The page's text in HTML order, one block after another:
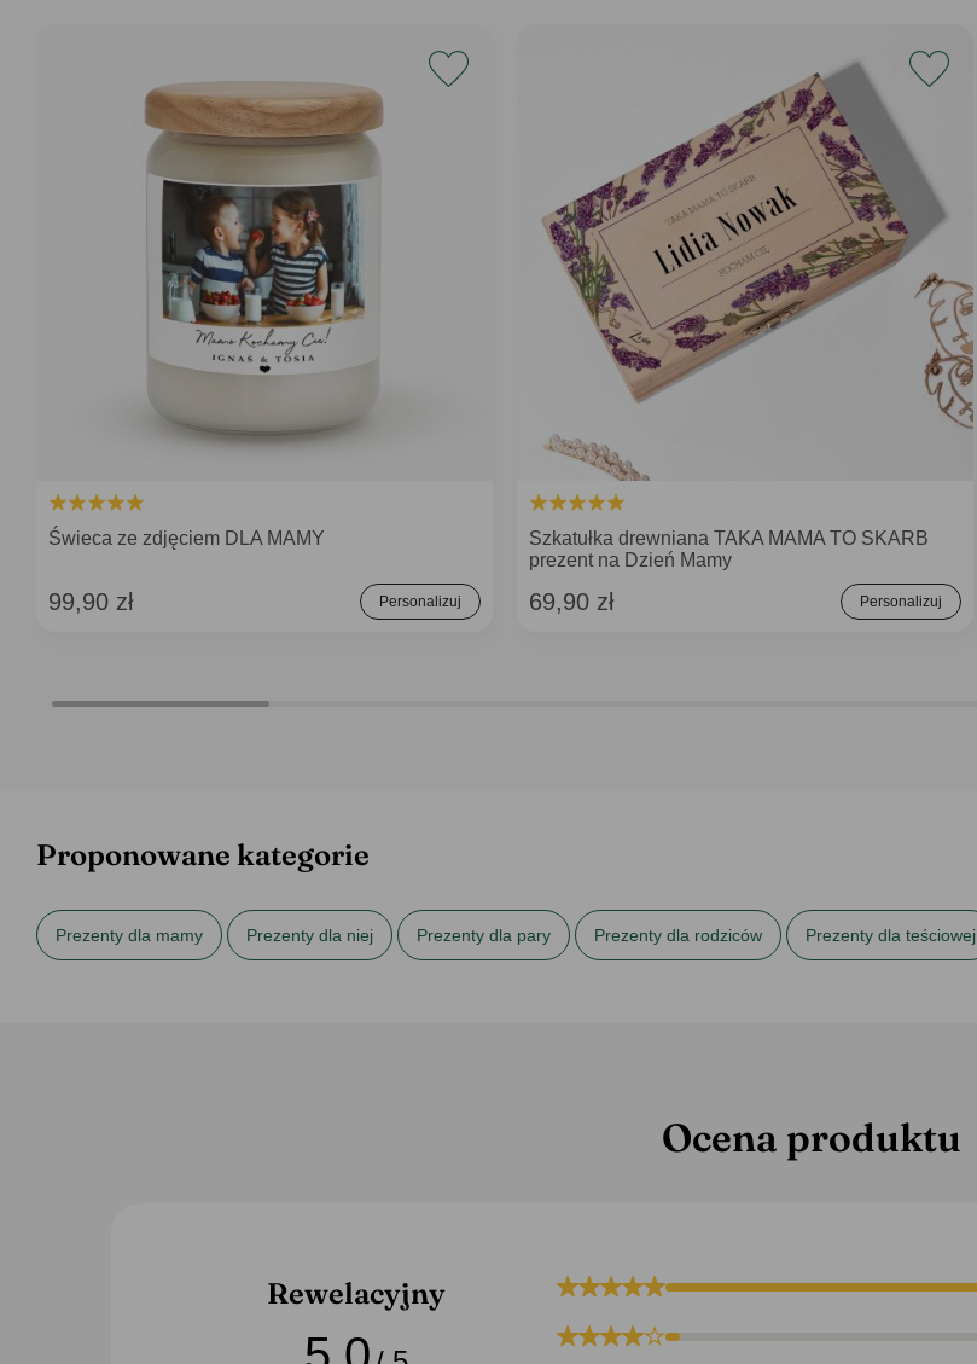
Świeca ze zdjęciem DLA MAMY
99,90 zł Personalizuj
Szkatułka drewniana TAKA MAMA TO SKARB
prezent na Dzień Mamy
69,90 zł Personalizuj
Proponowane kategorie
Prezenty dla mamy Prezenty dla niej Prezenty dla pary Prezenty dla rodziców Prezenty dla teściowej
Ocena produktu
Rewelacyjny